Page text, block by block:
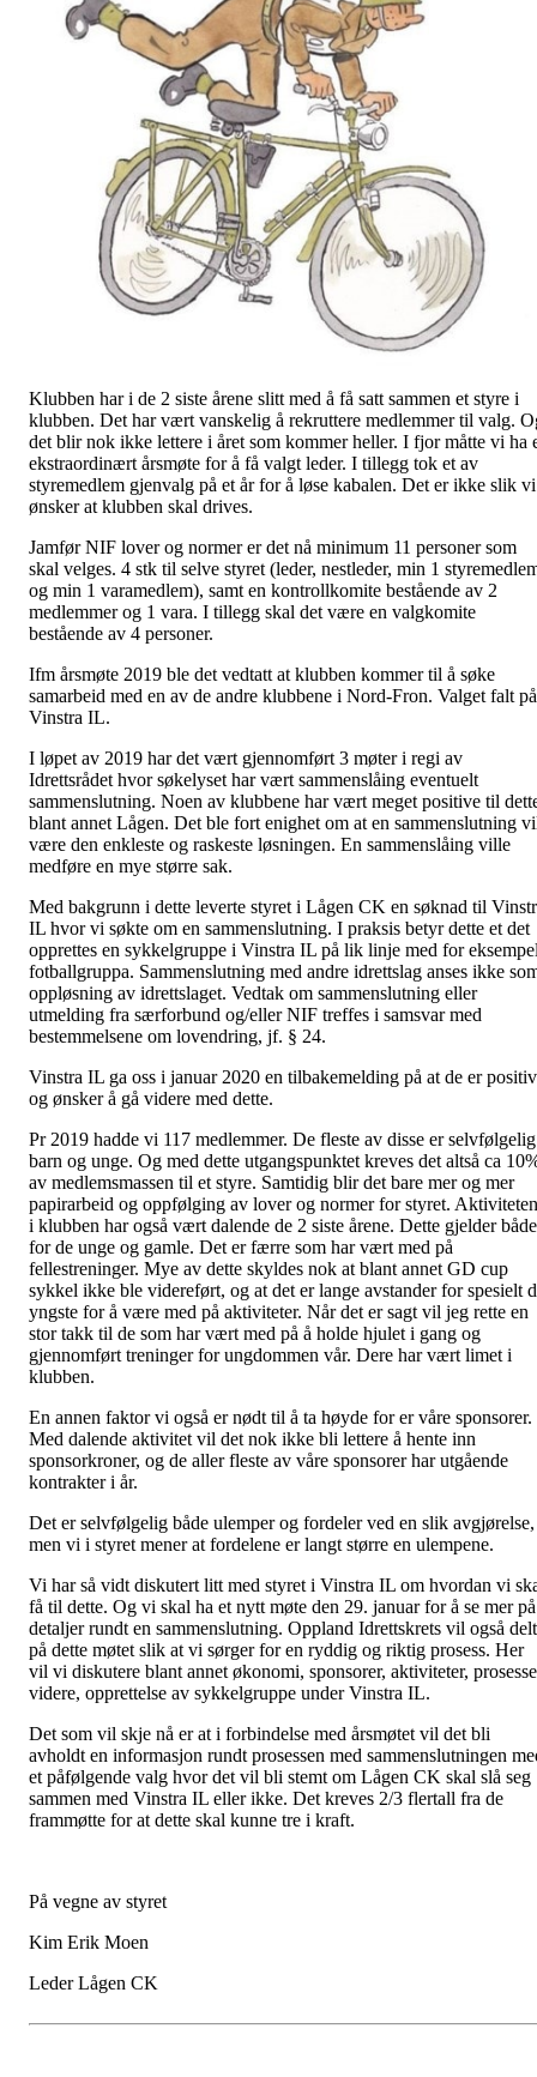
Klubben har i de 2 siste årene slitt med å få satt sammen et styre i
klubben. Det har vært vanskelig å rekruttere medlemmer til valg.
det blir nok ikke lettere i året som kommer heller. I fjor måtte vi ha
ekstraordinært årsmøte for å få valgt leder. I tillegg tok et av
styremedlem gjenvalg på et år for å løse kabalen. Det er ikke slik vi
ønsker at klubben skal drives.
Jamfør NIF lover og normer er det nå minimum 11 personer som
skal velges. 4 stk til selve styret (leder, nestleder, min 1
og min 1 varamedlem), samt en kontrollkomite bestående av 2
medlemmer og 1 vara. I tillegg skal det være en valgkomite
bestående av 4 personer.
Ifm årsmøte 2019 ble det vedtatt at klubben kommer til å søke
samarbeid med en av de andre klubbene i Nord-Fron. Valget falt på
Vinstra IL.
I løpet av 2019 har det vært gjennomført 3 møter i regi av
Idrettsrådet hvor søkelyset har vært sammenslåing eventuelt
sammenslutning. Noen av klubbene har vært meget positive til
blant annet Lågen. Det ble fort enighet om at en sammenslutning
være den enkleste og raskeste løsningen. En sammenslåing ville
medføre en mye større sak.
Med bakgrunn i dette leverte styret i Lågen CK en søknad til
IL hvor vi søkte om en sammenslutning. I praksis betyr dette et det
opprettes en sykkelgruppe i Vinstra IL på lik linje med for
fotballgruppa. Sammenslutning med andre idrettslag anses ikke
oppløsning av idrettslaget. Vedtak om sammenslutning eller
utmelding fra særforbund og/eller NIF treffes i samsvar med
bestemmelsene om lovendring, jf. § 24.
Vinstra IL ga oss i januar 2020 en tilbakemelding på at de er
og ønsker å gå videre med dette.
Pr 2019 hadde vi 117 medlemmer. De fleste av disse er selvfølgelig
barn og unge. Og med dette utgangspunktet kreves det altså ca
av medlemsmassen til et styre. Samtidig blir det bare mer og mer
papirarbeid og oppfølging av lover og normer for styret. Aktiviteten
i klubben har også vært dalende de 2 siste årene. Dette gjelder både
for de unge og gamle. Det er færre som har vært med på
fellestreninger. Mye av dette skyldes nok at blant annet GD cup
sykkel ikke ble videreført, og at det er lange avstander for spesielt
yngste for å være med på aktiviteter. Når det er sagt vil jeg rette en
stor takk til de som har vært med på å holde hjulet i gang og
gjennomført treninger for ungdommen vår. Dere har vært limet i
klubben.
En annen faktor vi også er nødt til å ta høyde for er våre sponsorer.
Med dalende aktivitet vil det nok ikke bli lettere å hente inn
sponsorkroner, og de aller fleste av våre sponsorer har utgående
kontrakter i år.
Det er selvfølgelig både ulemper og fordeler ved en slik avgjørelse,
men vi i styret mener at fordelene er langt større en ulempene.
Vi har så vidt diskutert litt med styret i Vinstra IL om hvordan vi
få til dette. Og vi skal ha et nytt møte den 29. januar for å se mer på
detaljer rundt en sammenslutning. Oppland Idrettskrets vil også
på dette møtet slik at vi sørger for en ryddig og riktig prosess. Her
vil vi diskutere blant annet økonomi, sponsorer, aktiviteter,
videre, opprettelse av sykkelgruppe under Vinstra IL.
Det som vil skje nå er at i forbindelse med årsmøtet vil det bli
avholdt en informasjon rundt prosessen med sammenslutningen
et påfølgende valg hvor det vil bli stemt om Lågen CK skal slå seg
sammen med Vinstra IL eller ikke. Det kreves 2/3 flertall fra de
frammøtte for at dette skal kunne tre i kraft.
På vegne av styret
Kim Erik Moen
Leder Lågen CK